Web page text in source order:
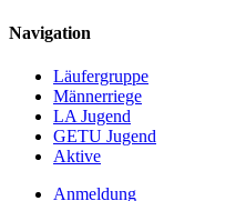
Navigation
Läufergruppe
Männerriege
LA Jugend
GETU Jugend
Aktive
Anmeldung